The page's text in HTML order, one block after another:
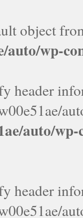
object
auto/wp-
header
auto/
header